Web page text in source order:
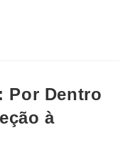
Por Dentro
à